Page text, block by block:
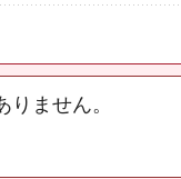
りません。